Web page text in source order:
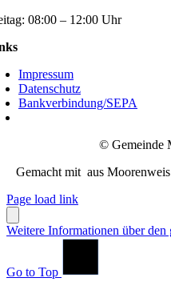
08:00 – 12:00 Uhr
Impressum
Datenschutz
Bankverbindung/SEPA
© Gemeinde
Gemacht mit aus
Page load link
Weitere Informationen über den
Go to Top